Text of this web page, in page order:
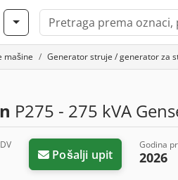
mašine Generator struje / generator za
P275 - 275 kVA
Pošalji upit
Godina
2026